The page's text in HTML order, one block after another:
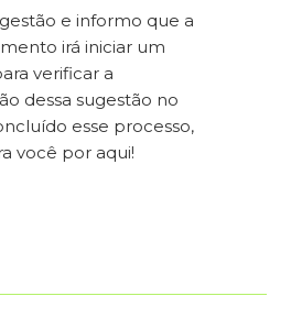
e informo que a
irá iniciar um
verificar a
dessa sugestão no
esse processo,
você por aqui!